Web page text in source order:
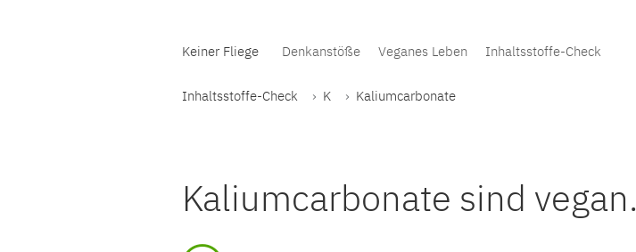
Keiner Fliege Denkanstöße Veganes Leben Inhaltsstoffe-Check
Inhaltsstoffe-Check K Kaliumcarbonate
Kaliumcarbonate sind vegan.